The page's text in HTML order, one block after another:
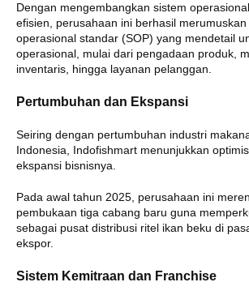
Dengan mengembangkan sistem
efisien, perusahaan ini berhasil
operasional standar (SOP) yang mendetail
operasional, mulai dari pengadaan produk,
inventaris, hingga layanan pelanggan.
Pertumbuhan dan Ekspansi
Seiring dengan pertumbuhan industri
Indonesia, Indofishmart menunjukkan
ekspansi bisnisnya.
Pada awal tahun 2025, perusahaan ini
pembukaan tiga cabang baru guna
sebagai pusat distribusi ritel ikan beku di
ekspor.
Sistem Kemitraan dan Franchise